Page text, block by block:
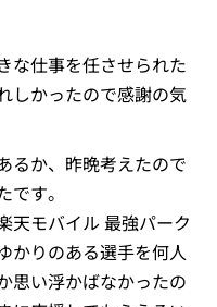
な仕事を任させられた
しかったので感謝の気
るか、昨晩考えたので
す。
天モバイル 最強パーク
かりのある選手を何人
思い浮かばなかったの